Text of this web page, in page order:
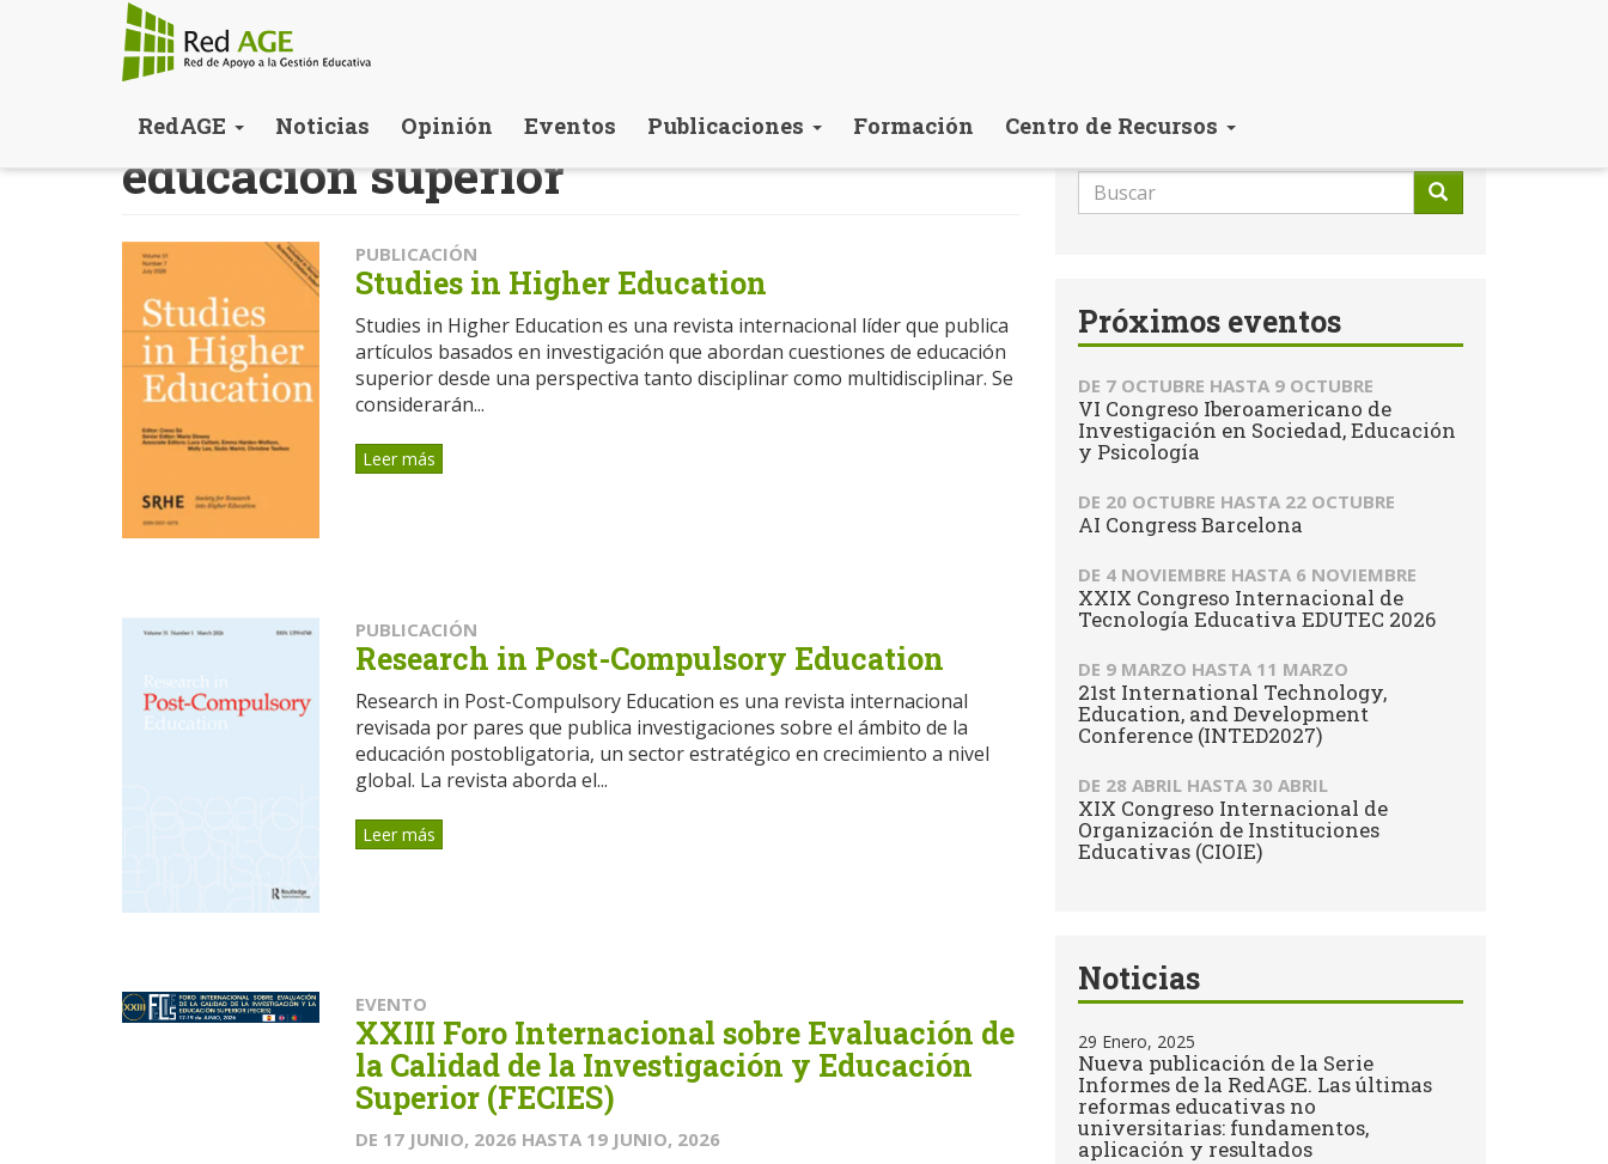
contenido
RedAGE Noticias Opinión Eventos Publicaciones Formación Centro de Recursos
educacion superior
PUBLICACIÓN
Studies in Higher Education
Studies in Higher Education es una revista internacional líder que publica
artículos basados en investigación que abordan cuestiones de educación
superior desde una perspectiva tanto disciplinar como multidisciplinar. Se
considerarán...
Leer más
PUBLICACIÓN
Research in Post-Compulsory Education
Research in Post-Compulsory Education es una revista internacional
revisada por pares que publica investigaciones sobre el ámbito de la
educación postobligatoria, un sector estratégico en crecimiento a nivel
global. La revista aborda el...
Leer más
EVENTO
XXIII Foro Internacional sobre Evaluación de
la Calidad de la Investigación y Educación
Superior (FECIES)
DE 17 JUNIO, 2026 HASTA 19 JUNIO, 2026
Formulario
de
Próximos eventos
DE 7 OCTUBRE HASTA 9 OCTUBRE
VI Congreso Iberoamericano de
Investigación en Sociedad, Educación
y Psicología
DE 20 OCTUBRE HASTA 22 OCTUBRE
AI Congress Barcelona
DE 4 NOVIEMBRE HASTA 6 NOVIEMBRE
XXIX Congreso Internacional de
Tecnología Educativa EDUTEC 2026
DE 9 MARZO HASTA 11 MARZO
21st International Technology,
Education, and Development
Conference (INTED2027)
DE 28 ABRIL HASTA 30 ABRIL
XIX Congreso Internacional de
Organización de Instituciones
Educativas (CIOIE)
Noticias
29 Enero, 2025
Nueva publicación de la Serie
Informes de la RedAGE. Las últimas
reformas educativas no
universitarias: fundamentos,
aplicación y resultados